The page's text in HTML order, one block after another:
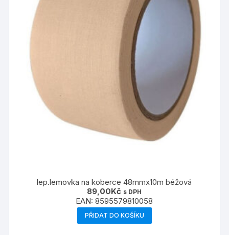
lep.lemovka na koberce 48mmx10m béžová
89,00Kč s DPH
EAN:8595579810058
PŘIDAT DO KOŠÍKU